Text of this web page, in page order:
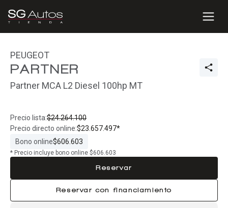
PEUGEOT
PARTNER
Partner MCA L2 Diesel 100hp MT
Precio lista:$24.264.100
Precio directo online:$23.657.497*
Bono online$606.603
* Precio incluye bono online $606.603
Reservar
Reservar con financiamiento